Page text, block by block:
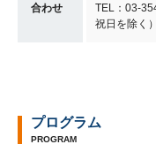
合わせ
TEL：03-
祝日を除く）
プログラム
PROGRAM